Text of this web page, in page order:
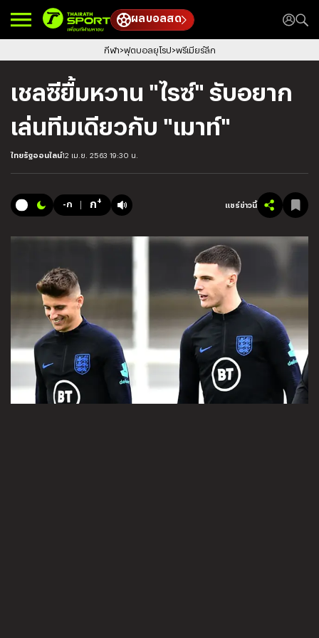
ผลบอลสด
กีฬา ฟุตบอลยุโรป พรีเมียร์ลีก
เชลซียื้มหวาน "ไรซ์" รับอยาก
เล่นทีมเดียวกับ "เมาท์"
ไทยรัฐออนไลน์12 เม.ย. 2563 19:30 น.
-ก ก+ แชร์ข่าวนี้